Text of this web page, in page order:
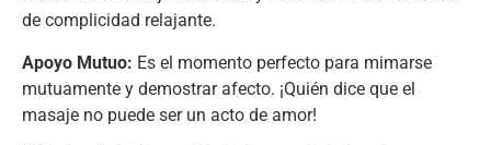
de complicidad relajante.
Apoyo Mutuo: Es el momento perfecto para mimarse
mutuamente y demostrar afecto. ¡Quién dice que el
masaje no puede ser un acto de amor!